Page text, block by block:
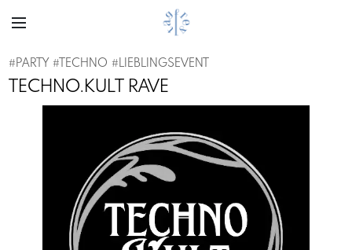
#PARTY # TECHNO #LIEBLINGSEVENT
TECHNO.KULT RAVE
Previous